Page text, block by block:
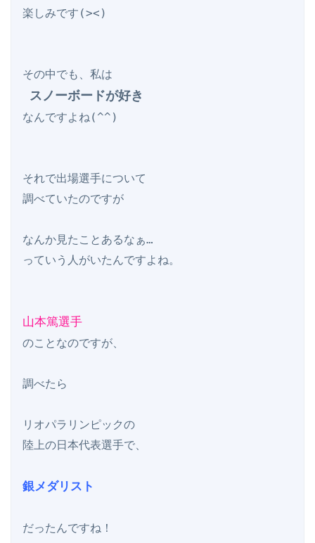
楽しみです(><)
その中でも、私は
スノーボードが好き
なんですよね(^^)
それで出場選手について
調べていたのですが
なんか見たことあるなぁ…
っていう人がいたんですよね。
山本篤選手
のことなのですが、
調べたら
リオパラリンピックの
陸上の日本代表選手で、
銀メダリスト
だったんですね！